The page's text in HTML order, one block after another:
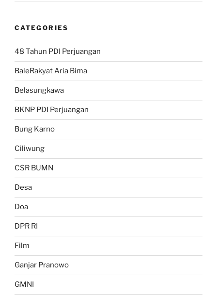
CATEGORIES
48 Tahun PDI Perjuangan
BaleRakyat Aria Bima
Belasungkawa
BKNP PDI Perjuangan
Bung Karno
Ciliwung
CSR BUMN
Desa
Doa
DPR RI
Film
Ganjar Pranowo
GMNI